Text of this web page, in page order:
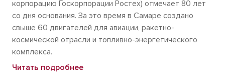
корпорацию Госкорпорации Ростех) отмечает 80 лет
со дня основания. За это время в Самаре создано
свыше 60 двигателей для авиации, ракетно-
космической отрасли и топливно-энергетического
комплекса.
Читать подробнее